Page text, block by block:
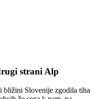
strani Alp
bližini Slovenije zgodila tiha